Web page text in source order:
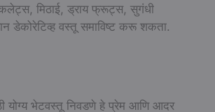
मिठाई, ड्राय फ्रूट्स, सुगंधी
डेकोरेटिव्ह वस्तू समाविष्ट करू शकता.
योग्य भेटवस्तू निवडणे हे प्रेम आणि आदर